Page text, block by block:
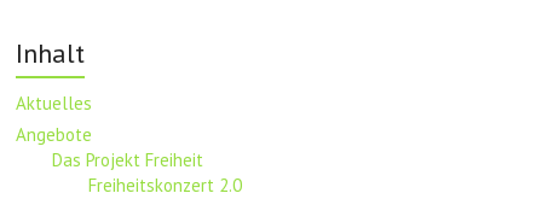
Inhalt
Aktuelles
Angebote
Das Projekt Freiheit
Freiheitskonzert 2.0